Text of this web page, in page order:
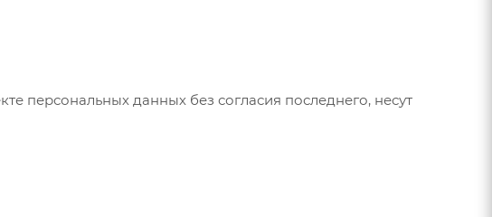
персональных данных без согласия последнего, несут